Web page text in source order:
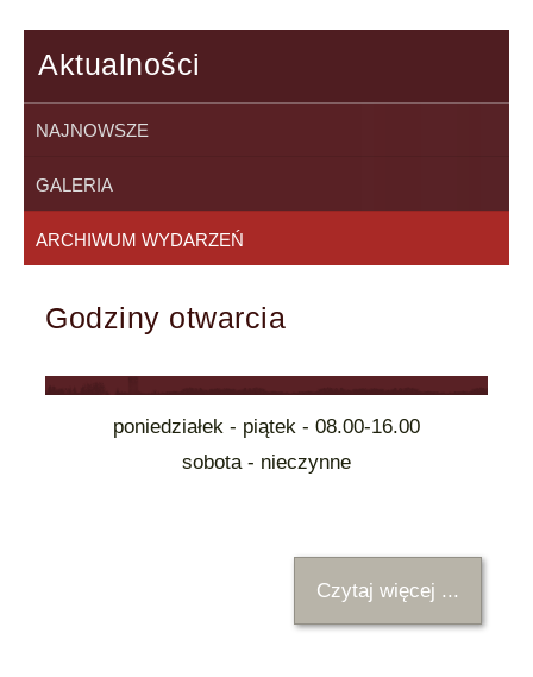
Aktualności
NAJNOWSZE
GALERIA
ARCHIWUM WYDARZEŃ
Godziny otwarcia
poniedziałek - piątek - 08.00-16.00
sobota - nieczynne
Czytaj więcej ...